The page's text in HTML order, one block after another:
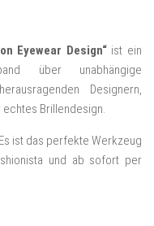
Eyewear Design“ist ein
über unabhängige
Designern,
Brillendesign.
ist das perfekte Werkzeug
und ab sofort per